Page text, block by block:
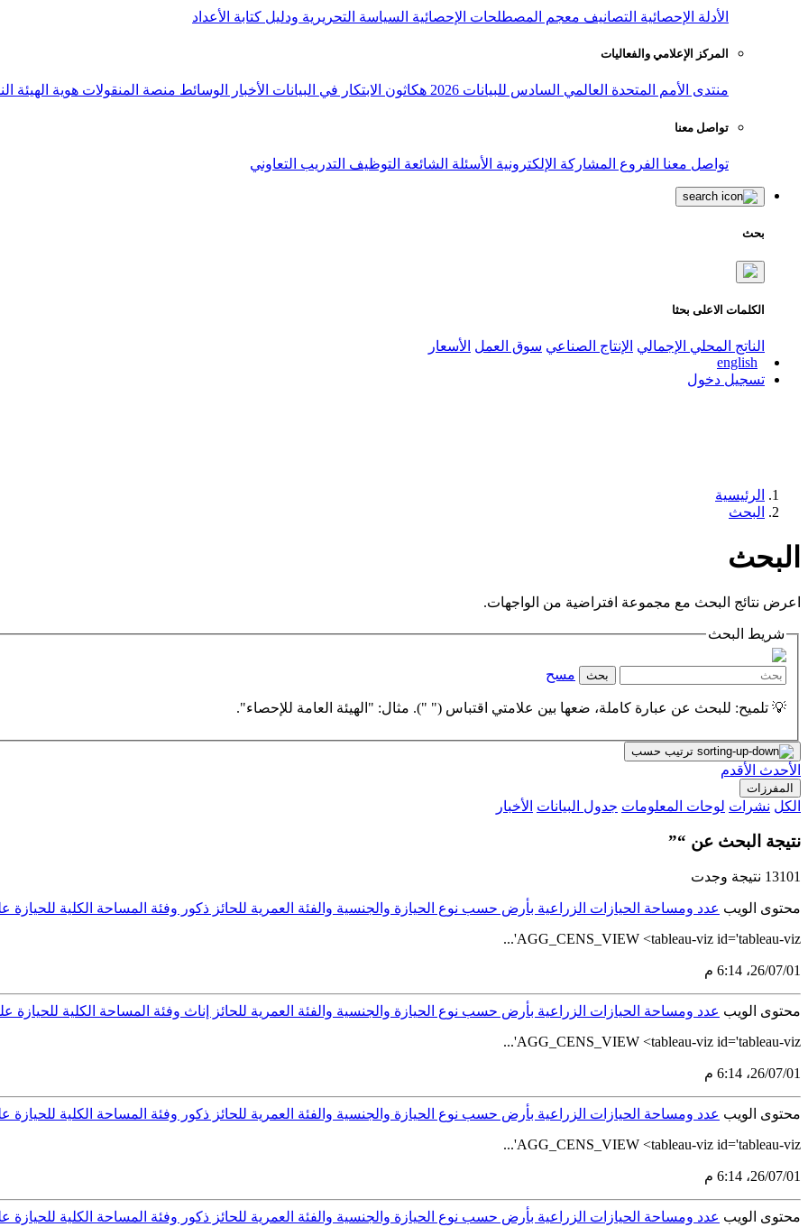
الأدلة الإحصائية التصانيف معجم المصطلحات الإحصائية السياسة التحريرية ودليل كتابة الأعداد
المركز الإعلامي والفعاليات
منتدى الأمم المتحدة العالمي السادس للبيانات 2026 هكاثون الابتكار في البيانات الأخبار الوسائط منصة المنقولات هوية الهيئة
تواصل معنا
تواصل معنا الفروع المشاركة الإلكترونية الأسئلة الشائعة التوظيف التدريب التعاوني
بحث
الكلمات الاعلى بحثا
الناتج المحلي الإجمالي الإنتاج الصناعي سوق العمل الأسعار
english
تسجيل دخول
الرئيسية
البحث
البحث
اعرض نتائج البحث مع مجموعة افتراضية من الواجهات.
شريط البحث
بحث مسح
💡 تلميح: للبحث عن عبارة كاملة، ضعها بين علامتي اقتباس (" "). مثال: "الهيئة العامة للإحصاء".
ترتيب حسب
الأحدث الأقدم
المفرزات
الكل نشرات لوحات المعلومات جدول البيانات الأخبار
نتيجة البحث عن “”
13101 نتيجة وجدت
محتوى الويب عدد ومساحة الحيازات الزراعية بأرض حسب نوع الحيازة والجنسية والفئة العمرية للحائز ذكور وفئة المساحة الكلية للحيازة
AGG_CENS_VIEW <tableau-viz id='tableau-viz'...
01‏/07‏/26، 6:14 م
محتوى الويب عدد ومساحة الحيازات الزراعية بأرض حسب نوع الحيازة والجنسية والفئة العمرية للحائز إناث وفئة المساحة الكلية للحيازة على
AGG_CENS_VIEW <tableau-viz id='tableau-viz'...
01‏/07‏/26، 6:14 م
محتوى الويب عدد ومساحة الحيازات الزراعية بأرض حسب نوع الحيازة والجنسية والفئة العمرية للحائز ذكور وفئة المساحة الكلية للحيازة
AGG_CENS_VIEW <tableau-viz id='tableau-viz'...
01‏/07‏/26، 6:14 م
محتوى الويب عدد ومساحة الحيازات الزراعية بأرض حسب نوع الحيازة والجنسية والفئة العمرية للحائز ذكور وفئة المساحة الكلية للحيازة